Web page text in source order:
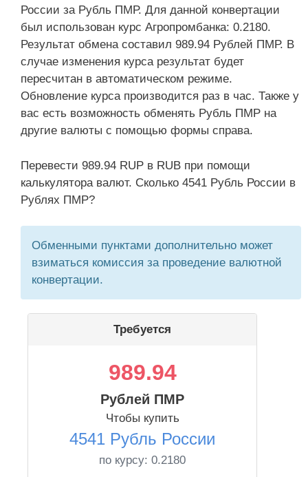
России за Рубль ПМР. Для данной конвертации
был использован курс Агропромбанка: 0.2180.
Результат обмена составил 989.94 Рублей ПМР. В
случае изменения курса результат будет
пересчитан в автоматическом режиме.
Обновление курса производится раз в час. Также у
вас есть возможность обменять Рубль ПМР на
другие валюты с помощью формы справа.
Перевести 989.94 RUP в RUB при помощи
калькулятора валют. Сколько 4541 Рубль России в
Рублях ПМР?
Обменными пунктами дополнительно может
взиматься комиссия за проведение валютной
конвертации.
Требуется
989.94
Рублей ПМР
Чтобы купить
4541 Рубль России
по курсу: 0.2180